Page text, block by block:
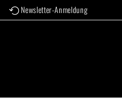
Newsletter-Anmeldung